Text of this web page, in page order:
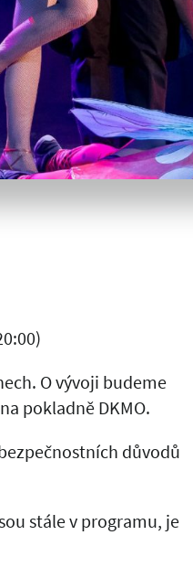
O vývoji budeme
pokladně DKMO.
důvodů
stále v programu, je